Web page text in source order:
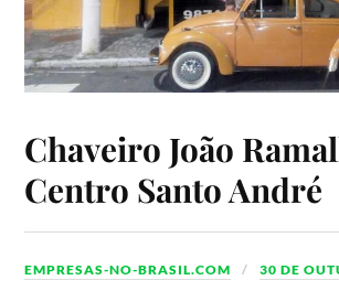
Chaveiro João
Centro Santo André
EMPRESAS-NO-BRASIL.COM 30 DE